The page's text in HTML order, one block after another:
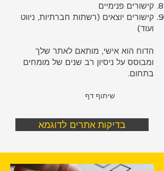
קישורים פנימיים
קישורים יוצאים (רשתות חברתיות, ניווט
ועוד)
הדוח הוא אישי, מותאם לאתר שלך
ומבוסס על ניסיון רב שנים של מומחים
בתחום.
שיתוף דף
בדיקות אתרים לדוגמא